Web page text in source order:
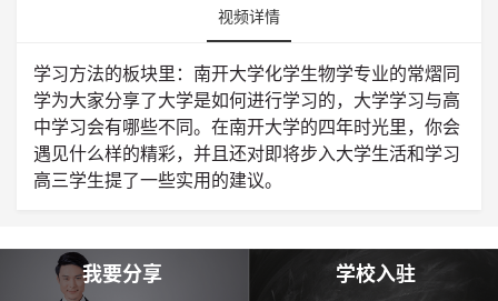
Time视频详情
学习方法的板块里：南开大学化学生物学专业的常熠同
学为大家分享了大学是如何进行学习的，大学学习与高
中学习会有哪些不同。在南开大学的四年时光里，你会
遇见什么样的精彩，并且还对即将步入大学生活和学习
高三学生提了一些实用的建议。
我要分享 学校入驻